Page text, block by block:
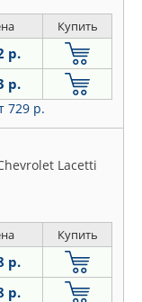
Купить
р.
р.
729 р.
Lacetti
Купить
р.
р.